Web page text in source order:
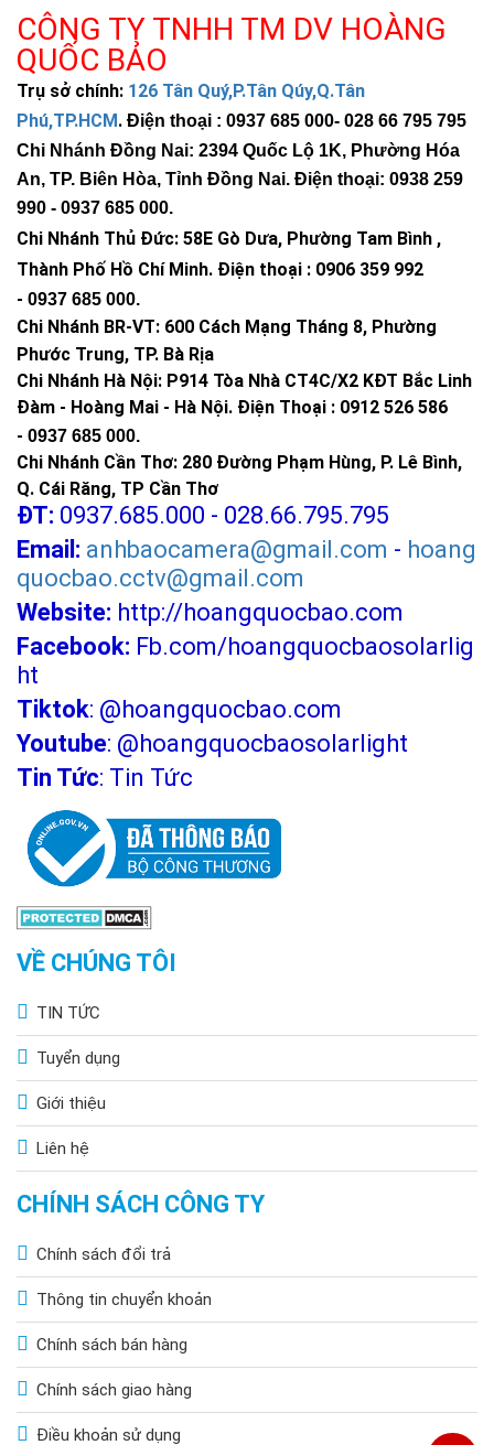
CÔNG TY TNHH TM DV HOÀNG
QUỐC BẢO
Trụ sở chính: 126 Tân Quý,P.Tân Qúy,Q.Tân
Phú,TP.HCM . Điện thoại : 0937 685 000- 028 66 795 795
Chi Nhánh Đồng Nai: 2394 Quốc Lộ 1K, Phường Hóa
An, TP. Biên Hòa, Tỉnh Đồng Nai. Điện thoại: 0938 259
990 - 0937 685 000.
Chi Nhánh Thủ Đức: 58E Gò Dưa, Phường Tam Bình ,
Thành Phố Hồ Chí Minh. Điện thoại : 0906 359 992
- 0937 685 000.
Chi Nhánh BR-VT: 600 Cách Mạng Tháng 8, Phường
Phước Trung, TP. Bà Rịa
Chi Nhánh Hà Nội: P914 Tòa Nhà CT4C/X2 KĐT Bắc Linh
Đàm - Hoàng Mai - Hà Nội. Điện Thoại : 0912 526 586
- 0937 685 000.
Chi Nhánh Cần Thơ: 280 Đường Phạm Hùng, P. Lê Bình,
Q. Cái Răng, TP Cần Thơ
ĐT: 0937.685.000 - 028.66.795.795
Email: anhbaocamera@gmail.com - hoang
quocbao.cctv@gmail.com
Website: http://hoangquocbao.com
Facebook: Fb.com/hoangquocbaosolarlig
ht
Tiktok: @hoangquocbao.com
Youtube: @hoangquocbaosolarlight
Tin Tức: Tin Tức
VỀ CHÚNG TÔI
TIN TỨC
Tuyển dụng
Giới thiệu
Liên hệ
CHÍNH SÁCH CÔNG TY
Chính sách đổi trả
Thông tin chuyển khoản
Chính sách bán hàng
Chính sách giao hàng
Điều khoản sử dụng